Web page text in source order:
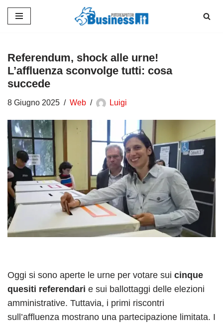
contenuto
Referendum, shock alle urne!
L’affluenza sconvolge tutti: cosa
succede
8 Giugno 2025 Web Luigi
Oggi si sono aperte le urne per votare sui cinque
quesiti referendari e sui ballottaggi delle elezioni
amministrative. Tuttavia, i primi riscontri
sull’affluenza mostrano una partecipazione limitata. I